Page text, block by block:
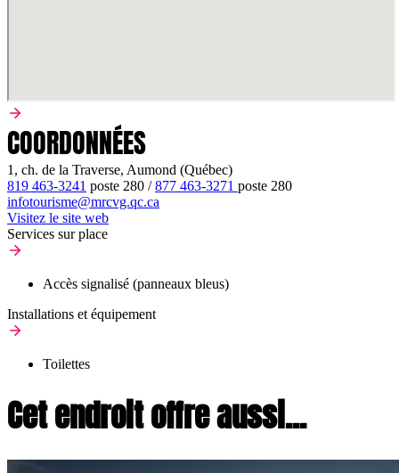
COORDONNÉES
1, ch. de la Traverse, Aumond (Québec)
819 463-3241 poste 280 /877 463-3271 poste 280
infotourisme@mrcvg.qc.ca
Visitez le site web
Services sur place
Accès signalisé (panneaux bleus)
Installations et équipement
Toilettes
Cet endroit offre aussi...